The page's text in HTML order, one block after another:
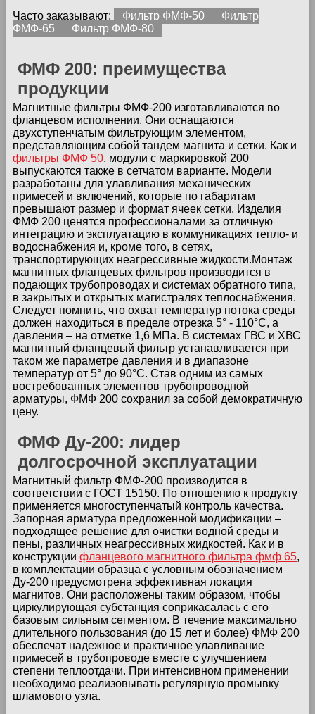
Часто заказывают:
Фильтр ФМФ-50
Фильтр
ФМФ-65
Фильтр ФМФ-80
ФМФ 200: преимущества
продукции
Магнитные фильтры ФМФ-200 изготавливаются во
фланцевом исполнении. Они оснащаются
двухступенчатым фильтрующим элементом,
представляющим собой тандем магнита и сетки. Как и
фильтры ФМФ 50, модули с маркировкой 200
выпускаются также в сетчатом варианте. Модели
разработаны для улавливания механических
примесей и включений, которые по габаритам
превышают размер и формат ячеек сетки. Изделия
ФМФ 200 ценятся профессионалами за отличную
интеграцию и эксплуатацию в коммуникациях тепло- и
водоснабжения и, кроме того, в сетях,
транспортирующих неагрессивные жидкости.Монтаж
магнитных фланцевых фильтров производится в
подающих трубопроводах и системах обратного типа,
в закрытых и открытых магистралях теплоснабжения.
Следует помнить, что охват температур потока среды
должен находиться в пределе отрезка 5° - 110°C, а
давления – на отметке 1,6 МПа. В системах ГВС и ХВС
магнитный фланцевый фильтр устанавливается при
таком же параметре давления и в диапазоне
температур от 5° до 90°C. Став одним из самых
востребованных элементов трубопроводной
арматуры, ФМФ 200 сохранил за собой демократичную
цену.
ФМФ Ду-200: лидер
долгосрочной эксплуатации
Магнитный фильтр ФМФ-200 производится в
соответствии с ГОСТ 15150. По отношению к продукту
применяется многоступенчатый контроль качества.
Запорная арматура предложенной модификации –
подходящее решение для очистки водной среды и
пены, различных неагрессивных жидкостей. Как и в
конструкции фланцевого магнитного фильтра фмф 65,
в комплектации образца с условным обозначением
Ду-200 предусмотрена эффективная локация
магнитов. Они расположены таким образом, чтобы
циркулирующая субстанция соприкасалась с его
базовым сильным сегментом. В течение максимально
длительного пользования (до 15 лет и более) ФМФ 200
обеспечат надежное и практичное улавливание
примесей в трубопроводе вместе с улучшением
степени теплоотдачи. При интенсивном применении
необходимо реализовывать регулярную промывку
шламового узла.